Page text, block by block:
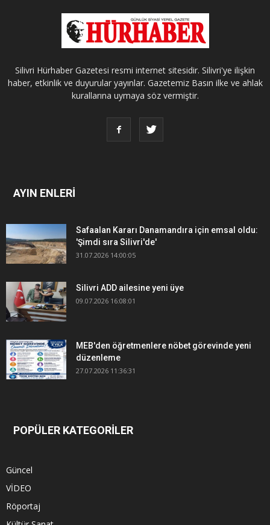
Silivri Hürhaber Gazetesi resmi internet sitesidir. Silivri'ye ilişkin
haber, etkinlik ve duyurular yayınlar. Gazetemiz Basın ilke ve ahlak
kurallarına uymaya söz vermiştir.
AYIN ENLERİ
Safaalan Kararı Danamandıra için emsal oldu:
'Şimdi sıra Silivri'de'
31.07.2026 14:00:05
Silivri ADD ailesine yeni üye
09.07.2026 16:08:01
MEB'den öğretmenlere nöbet görevinde yeni
düzenleme
27.07.2026 11:36:31
POPÜLER KATEGORİLER
Güncel
VİDEO
Röportaj